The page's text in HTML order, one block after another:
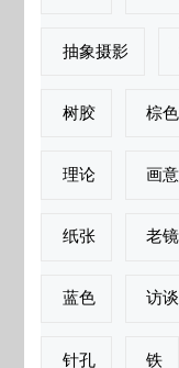
抽象摄影
树胶 棕色
理论 画
纸张 老
蓝色 访谈
针孔 铁